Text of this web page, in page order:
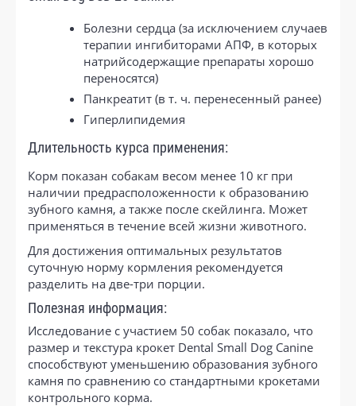
Болезни сердца (за исключением случаев
терапии ингибиторами АПФ, в которых
натрийсодержащие препараты хорошо
переносятся)
Панкреатит (в т. ч. перенесенный ранее)
Гиперлипидемия
Длительность курса применения:
Корм показан собакам весом менее 10 кг при
наличии предрасположенности к образованию
зубного камня, а также после скейлинга. Может
применяться в течение всей жизни животного.
Для достижения оптимальных результатов
суточную норму кормления рекомендуется
разделить на две-три порции.
Полезная информация:
Исследование с участием 50 собак показало, что
размер и текстура крокет Dental Small Dog Canine
способствуют уменьшению образования зубного
камня по сравнению со стандартными крокетами
контрольного корма.